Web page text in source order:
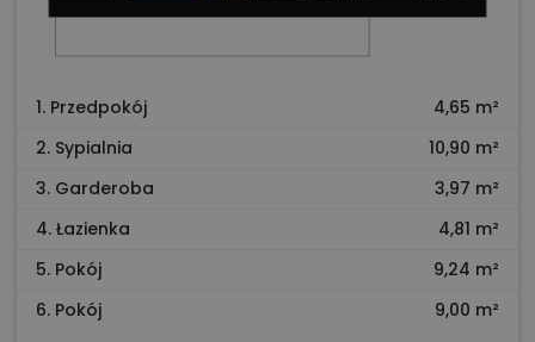
1. Przedpokój
4,65 m²
2. Sypialnia
10,90 m²
3. Garderoba
3,97 m²
4. Łazienka
4,81 m²
5. Pokój
9,24 m²
6. Pokój
9,00 m²